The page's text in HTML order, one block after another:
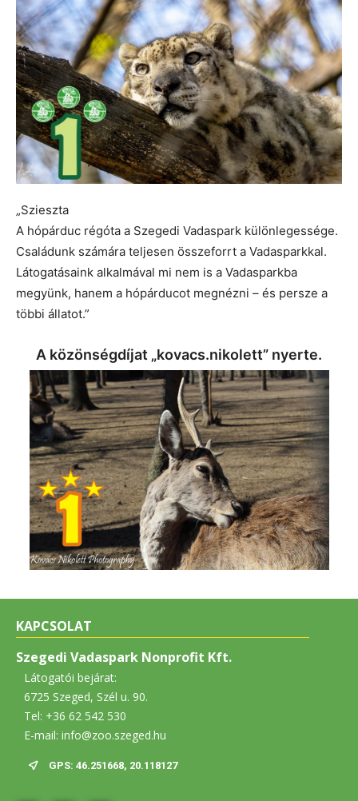
„Szieszta
A hópárduc régóta a Szegedi Vadaspark különlegessége.
Családunk számára teljesen összeforrt a Vadasparkkal.
Látogatásaink alkalmával mi nem is a Vadasparkba
megyünk, hanem a hópárducot megnézni – és persze a
többi állatot.”
A közönségdíjat „kovacs.nikolett” nyerte.
KAPCSOLAT
Szegedi Vadaspark Nonprofit Kft.
Látogatói bejárat:
6725 Szeged, Szél u. 90.
Tel: +36 62 542 530
E-mail: info@zoo.szeged.hu
GPS: 46.251668, 20.118127